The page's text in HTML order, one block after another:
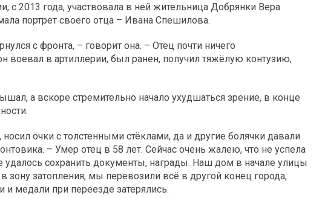
с 2013 года, участвовала в ней жительница Добрянки Вера
портрет своего отца – Ивана Спешилова.
с фронта, – говорит она. – Отец почти ничего
воевал в артиллерии, был ранен, получил тяжёлую контузию,
а вскоре стремительно начало ухудшаться зрение, в конце
очки с толстенными стёклами, да и другие болячки давали
– Умер отец в 58 лет. Сейчас очень жалею, что не успела
удалось сохранить документы, награды. Наш дом в начале улицы
зону затопления, мы перевозили всё в другой конец города,
и медали при переезде затерялись.